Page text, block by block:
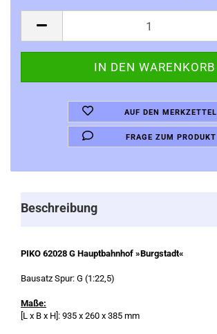
AUF DEN MERKZETTEL
FRAGE ZUM PRODUKT
Beschreibung
PIKO 62028 G Hauptbahnhof »Burgstadt«
Bausatz Spur: G (1:22,5)
Maße:
[L x B x H]: 935 x 260 x 385 mm